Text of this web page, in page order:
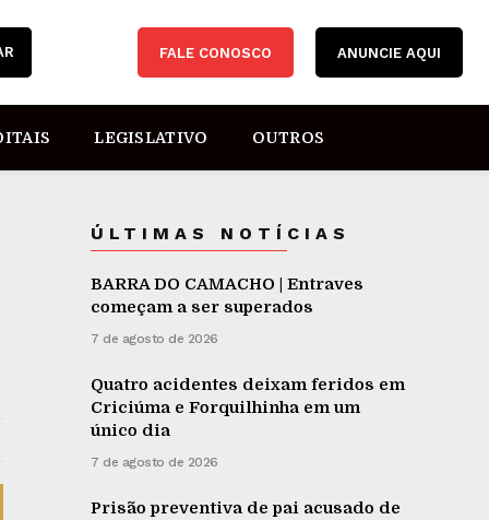
FALE CONOSCO ANUNCIE AQUI
LEGISLATIVO OUTROS
ÚLTIMAS NOTÍCIAS
BARRA DO CAMACHO | Entraves
começam a ser superados
7 de agosto de 2026
Quatro acidentes deixam feridos em
Criciúma e Forquilhinha em um
único dia
7 de agosto de 2026
Prisão preventiva de pai acusado de